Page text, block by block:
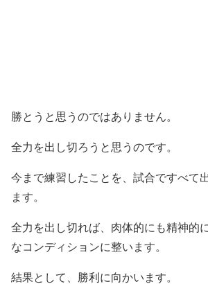
勝とうと思うのではありません。
全力を出し切ろうと思うのです。
今まで練習したことを、試合ですべて
ます。
全力を出し切れば、肉体的にも精神的
なコンディションに整います。
結果として、勝利に向かいます。